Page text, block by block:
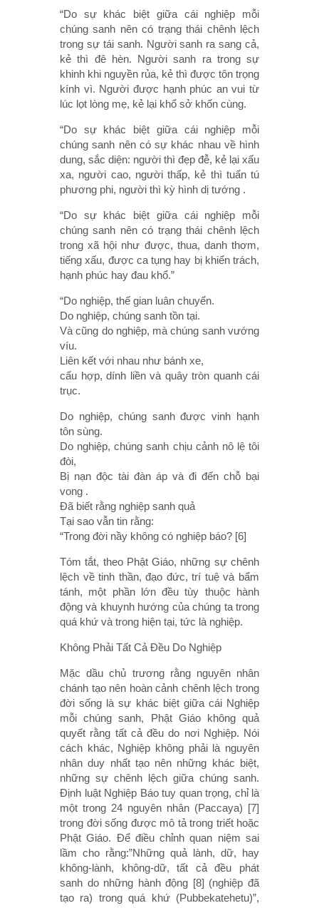
“Do sự khác biệt giữa cái nghiệp mỗi
chúng sanh nên có trạng thái chênh lệch
trong sự tái sanh. Người sanh ra sang cả,
kẻ thì đê hèn. Người sanh ra trong sự
khinh khi nguyền rủa, kẻ thì được tôn trọng
kính vì. Người được hạnh phúc an vui từ
lúc lọt lòng mẹ, kẻ lại khổ sở khốn cùng.
“Do sự khác biệt giữa cái nghiệp mỗi
chúng sanh nên có sự khác nhau về hình
dung, sắc diện: người thì đẹp đễ, kẻ lại xấu
xa, người cao, người thấp, kẻ thì tuấn tú
phương phi, người thì kỳ hình dị tướng .
“Do sự khác biệt giữa cái nghiệp mỗi
chúng sanh nên có trạng thái chênh lệch
trong xã hội như được, thua, danh thơm,
tiếng xấu, được ca tụng hay bị khiển trách,
hạnh phúc hay đau khổ.”
“Do nghiệp, thế gian luân chuyển.
Do nghiệp, chúng sanh tồn tại.
Và cũng do nghiệp, mà chúng sanh vướng
víu.
Liên kết với nhau như bánh xe,
cấu hợp, dính liền và quây tròn quanh cái
trục.
Do nghiệp, chúng sanh được vinh hạnh
tôn sùng.
Do nghiệp, chúng sanh chịu cảnh nô lệ tôi
đòi,
Bị nạn độc tài đàn áp và đi đến chỗ bại
vong .
Đã biết rằng nghiệp sanh quả
Tại sao vẫn tin rằng:
“Trong đời nầy không có nghiệp báo? [6]
Tóm tắt, theo Phật Giáo, những sự chênh
lệch về tinh thần, đạo đức, trí tuệ và bẩm
tánh, một phần lớn đều tùy thuộc hành
động và khuynh hướng của chúng ta trong
quá khứ và trong hiện tại, tức là nghiệp.
Không Phải Tất Cả Đều Do Nghiệp
Mặc dầu chủ trương rằng nguyên nhân
chánh tạo nên hoàn cảnh chênh lệch trong
đời sống là sự khác biệt giữa cái Nghiệp
mỗi chúng sanh, Phật Giáo không quả
quyết rằng tất cả đều do nơi Nghiệp. Nói
cách khác, Nghiệp không phải là nguyên
nhân duy nhất tạo nên những khác biệt,
những sự chênh lệch giữa chúng sanh.
Định luật Nghiệp Báo tuy quan trọng, chỉ là
một trong 24 nguyên nhân (Paccaya) [7]
trong đời sống được mô tả trong triết hoặc
Phật Giáo. Để điều chỉnh quan niệm sai
lầm cho rằng:”Những quả lành, dữ, hay
không-lành, không-dữ, tất cả đều phát
sanh do những hành động [8] (nghiệp đã
tạo ra) trong quá khứ (Pubbekatehetu)”,